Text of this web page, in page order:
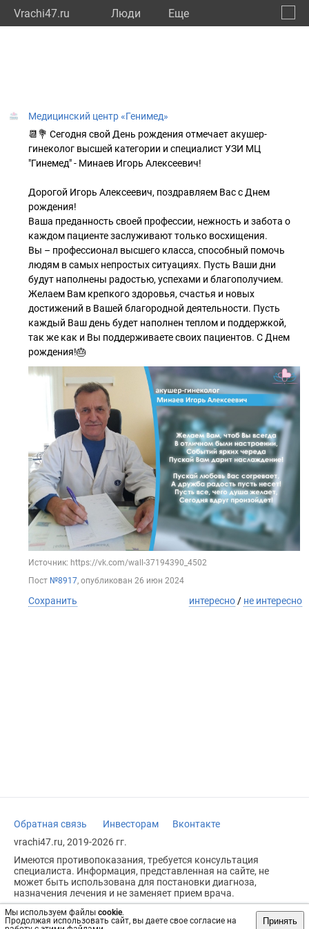
Vrachi47.ru Люди Eще
Мы используем файлы cookie.
Продолжая использовать сайт, вы даете свое согласие на
Принять
Медицинский центр «Генимед»
📆💐 Сегодня свой День рождения отмечает акушер-
гинеколог высшей категории и специалист УЗИ МЦ
"Гинемед" - Минаев Игорь Алексеевич!
Дорогой Игорь Алексеевич, поздравляем Вас с Днем
рождения!
Ваша преданность своей профессии, нежность и забота о
каждом пациенте заслуживают только восхищения.
Вы – профессионал высшего класса, способный помочь
людям в самых непростых ситуациях. Пусть Ваши дни
будут наполнены радостью, успехами и благополучием.
Желаем Вам крепкого здоровья, счастья и новых
достижений в Вашей благородной деятельности. Пусть
каждый Ваш день будет наполнен теплом и поддержкой,
так же как и Вы поддерживаете своих пациентов. С Днем
рождения!🎂
Источник: https://vk.com/wall-37194390_4502
Пост №8917, опубликован 26 июн 2024
Сохранить интересно/ не интересно
Обратная связь Инвесторам
Вконтакте
vrachi47.ru, 2019-2026 гг.
Имеются противопоказания, требуется консультация
специалиста. Информация, представленная на сайте, не
может быть использована для постановки диагноза,
назначения лечения и не заменяет прием врача.
Возрастное ограничение: 18+